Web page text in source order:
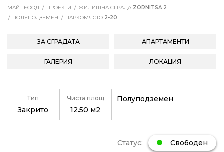
МАЙТ ЕООД ПРОЕКТИ ЖИЛИЩНА СГРАДА ZORNITSA 2
ПОЛУПОДЗЕМЕН
ПАРКОМЯСТО 2-20
ЗА СГРАДАТА АПАРТАМЕНТИ
ГАЛЕРИЯ ЛОКАЦИЯ
Тип
Закрито
Чиста площ
12.50 м2
Полуподземен
Статус: Свободен